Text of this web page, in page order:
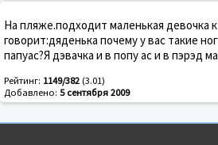
На пляже.подходит маленькая девочка к
говорит:дяденька почему у вас такие
папуас?Я дэвачка и в попу ас и в пэрэд
Рейтинг: 1149/382 (3.01)
Добавлено: 5 сентября 2009